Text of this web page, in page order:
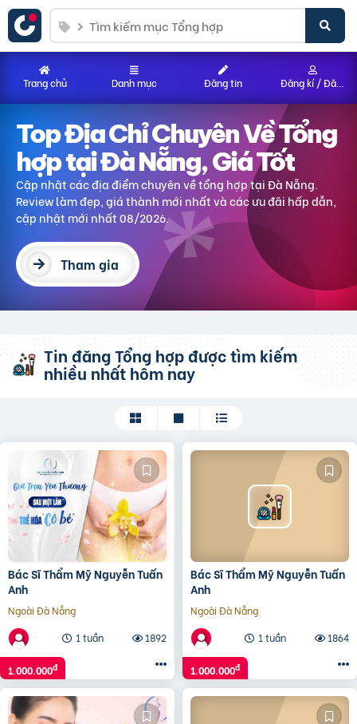
Top Địa Chỉ Chuyên Về Tổng
hợp tại Đà Nẵng, Giá Tốt
Cập nhật các địa điểm chuyên về tổng hợp tại Đà Nẵng.
Review làm đẹp, giá thành mới nhất và các ưu đãi hấp dẫn,
cập nhật mới nhất 08/2026.
Tham gia
Tin đăng Tổng hợp được tìm kiếm
nhiều nhất hôm nay
Bác Sĩ Thẩm Mỹ Nguyễn Tuấn
Anh
Ngoài Đà Nẵng
1 tuần
1892
1.000.000đ
Bác Sĩ Thẩm Mỹ Nguyễn Tuấn
Anh
Ngoài Đà Nẵng
1 tuần
1864
1.000.000đ
Trang chủ Danh mục Đăng tin